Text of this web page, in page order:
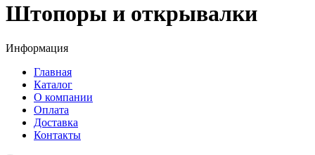
Штопоры и открывалки
Информация
Главная
Каталог
О компании
Оплата
Доставка
Контакты